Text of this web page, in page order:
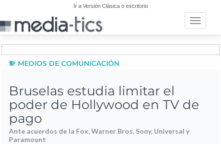
Ir a Versión Clásica o escritorio
Toggle
MEDIOS DE COMUNICACIÓN
Bruselas estudia limitar el
poder de Hollywood en TV de
pago
Ante acuerdos de la Fox, Warner Bros, Sony, Universal y
Paramount